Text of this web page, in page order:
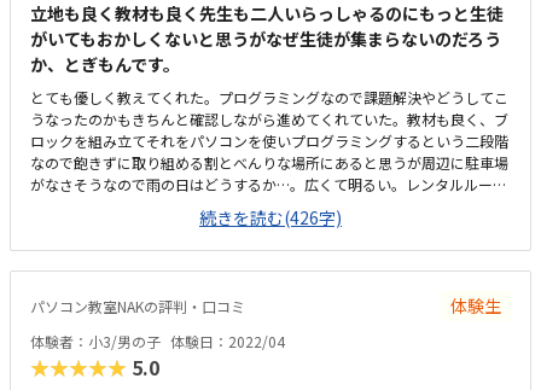
立地も良く教材も良く先生も二人いらっしゃるのにもっと生徒
がいてもおかしくないと思うがなぜ生徒が集まらないのだろう
か、とぎもんです。
とても優しく教えてくれた。プログラミングなので課題解決やどうしてこ
うなったのかもきちんと確認しながら進めてくれていた。教材も良く、ブ
ロックを組み立てそれをパソコンを使いプログラミングするという二段階
なので飽きずに取り組める割とべんりな場所にあると思うが周辺に駐車場
がなさそうなので雨の日はどうするか…。広くて明るい。レンタルルーム
として使われているようなので広すぎるくらい、リラックスして授業を受
けられた。時間と料金の提示が曖昧な所があった。休んだ場合は振替等は
なく次回はその2コマは飛ばして次の課題になるとの話だったので良いの
か悪いのか…。月一回でニコマやるとの話だったので集中力が持つかどう
先生になる予定ですとのことで贅沢すぎるなと思う反面一緒に学ぶ友達が
いるともっと良いなと思った。教材カリキュラムは問題ないが、教材が良
い分余すことなくうまく生徒に教えてほしいという気持ちがある。
続きを読む(426字)
パソコン教室NAKの評判・口コミ 体験生
体験者：小3/男の子 体験日：2022/04
★★★★★ 5.0